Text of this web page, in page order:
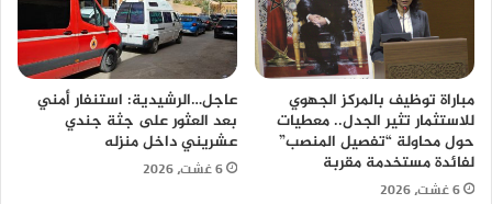
مباراة توظيف بالمركز الجهوي
للاستثمار تثير الجدل.. معطيات
حول محاولة “تفصيل المنصب”
لفائدة مستخدمة مقربة
6 غشت، 2026
عاجل…الرشيدية: استنفار أمني
بعد العثور على جثة جندي
عشريني داخل منزله
6 غشت، 2026